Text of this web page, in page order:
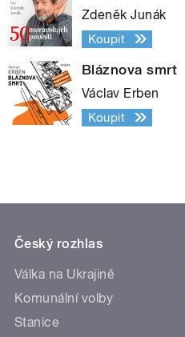
Zdeněk Junák
Koupit
Bláznova smrt
Václav Erben
Koupit
Český rozhlas
Válka na Ukrajině
Komunální volby
Stanice